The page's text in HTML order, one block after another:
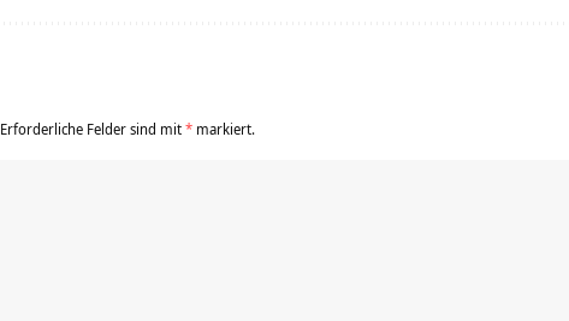
Erforderliche Felder sind mit* markiert.